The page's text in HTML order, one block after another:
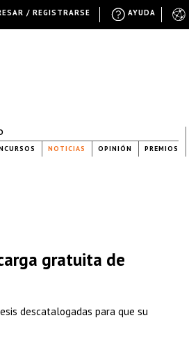
NOTICIAS OPINIÓN PREMIOS
gratuita de
descatalogadas para que su
AYUDA
/ REGISTRARSE